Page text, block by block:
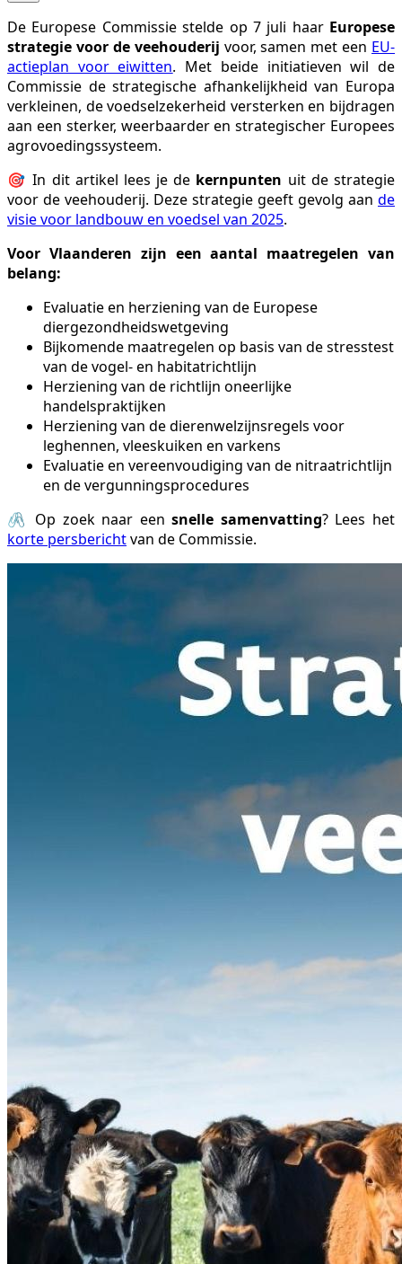
De Europese Commissie stelde op 7 juli haar Europese
strategie voor de veehouderij voor, samen met een EU-
actieplan voor eiwitten. Met beide initiatieven wil de
Commissie de strategische afhankelijkheid van Europa
verkleinen, de voedselzekerheid versterken en bijdragen
aan een sterker, weerbaarder en strategischer Europees
agrovoedingssysteem.
🎯 In dit artikel lees je de kernpunten uit de strategie
voor de veehouderij. Deze strategie geeft gevolg aan de
visie voor landbouw en voedsel van 2025.
Voor Vlaanderen zijn een aantal maatregelen van
belang:
Evaluatie en herziening van de Europese
diergezondheidswetgeving
Bijkomende maatregelen op basis van de stresstest
van de vogel- en habitatrichtlijn
Herziening van de richtlijn oneerlijke
handelspraktijken
Herziening van de dierenwelzijnsregels voor
leghennen, vleeskuiken en varkens
Evaluatie en vereenvoudiging van de nitraatrichtlijn
en de vergunningsprocedures
🖇️ Op zoek naar eensnelle samenvatting? Lees het
korte persberichtvan de Commissie.